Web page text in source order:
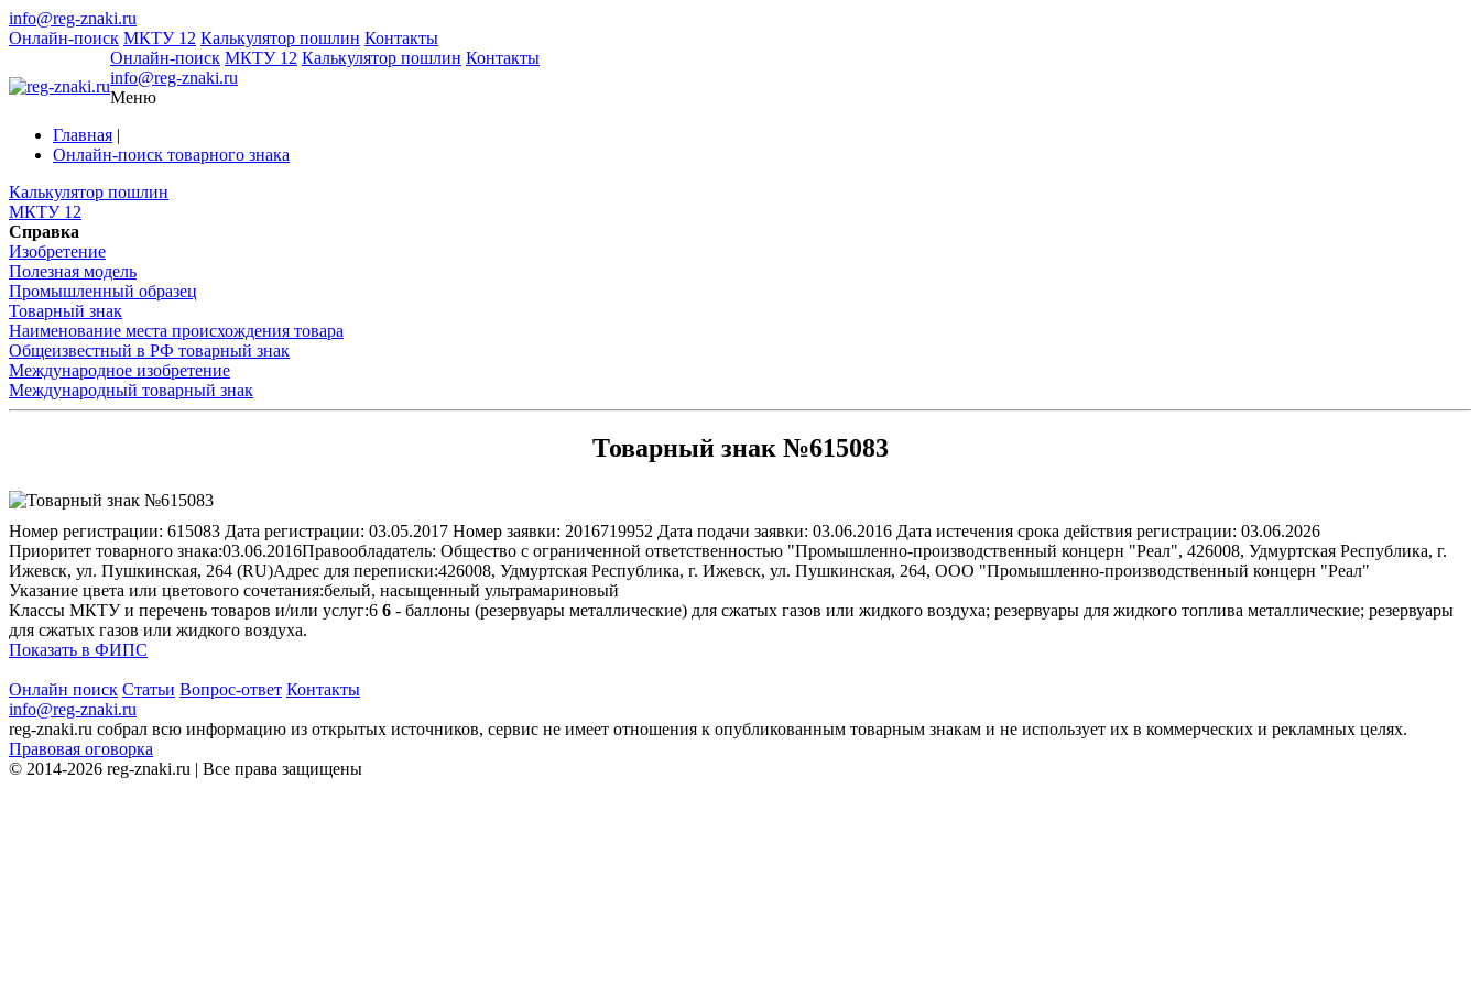
info@reg-znaki.ru
Онлайн-поиск МКТУ 12 Калькулятор пошлин Контакты
Онлайн-поиск МКТУ 12 Калькулятор пошлин Контакты
info@reg-znaki.ru
Меню
Главная |
Онлайн-поиск товарного знака
Калькулятор пошлин
МКТУ 12
Справка
Изобретение
Полезная модель
Промышленный образец
Товарный знак
Наименование места происхождения товара
Общеизвестный в РФ товарный знак
Международное изобретение
Международный товарный знак
Товарный знак №615083
Номер регистрации: 615083 Дата регистрации: 03.05.2017 Номер заявки: 2016719952 Дата подачи заявки: 03.06.2016 Дата истечения срока действия регистрации: 03.06.2026
Приоритет товарного знака:03.06.2016Правообладатель: Общество с ограниченной ответственностью "Промышленно-производственный концерн "Реал", 426008, Удмуртская Республика, г.
Ижевск, ул. Пушкинская, 264 (RU)Адрес для переписки:426008, Удмуртская Республика, г. Ижевск, ул. Пушкинская, 264, ООО "Промышленно-производственный концерн "Реал"
Указание цвета или цветового сочетания:белый, насыщенный ультрамариновый
Классы МКТУ и перечень товаров и/или услуг:6 6 - баллоны (резервуары металлические) для сжатых газов или жидкого воздуха; резервуары для жидкого топлива металлические; резервуары
для сжатых газов или жидкого воздуха.
Показать в ФИПС
Онлайн поиск Статьи Вопрос-ответ Контакты
info@reg-znaki.ru
reg-znaki.ru собрал всю информацию из открытых источников, сервис не имеет отношения к опубликованным товарным знакам и не использует их в коммерческих и рекламных целях.
Правовая оговорка
© 2014-2026 reg-znaki.ru | Все права защищены